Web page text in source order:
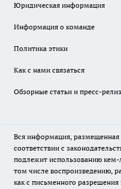
Юридическая информация
Информация о команде
Политика этики
Как с нами связаться
Обзорные статьи и пресс-
Вся информация, размещенная
соответствии с
подлежит использованию
том числе воспроизведению,
как с письменного разрешения